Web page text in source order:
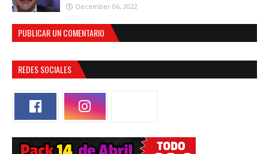
December 06, 2022
PUBLICAR UN COMENTARIO
REDES SOCIALES